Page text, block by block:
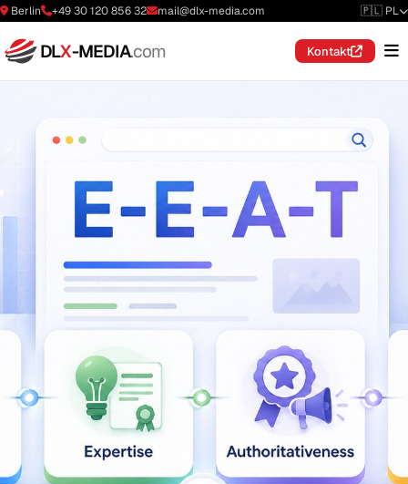
Berlin +49 30 120 856 32 mail@dlx-media.com 🇵🇱 PL
DLX-MEDIA.com Kontakt